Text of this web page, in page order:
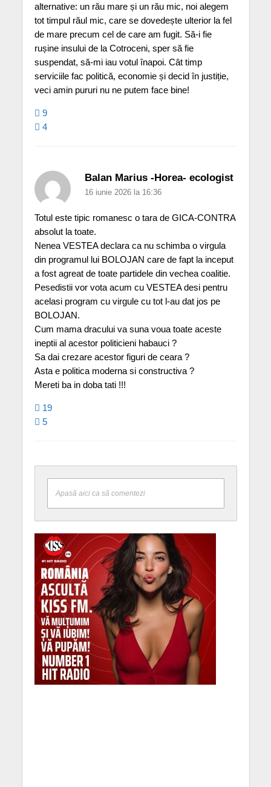
alternative: un rău mare și un rău mic, noi alegem
tot timpul răul mic, care se dovedește ulterior la fel
de mare precum cel de care am fugit. Să-i fie
rușine insului de la Cotroceni, sper să fie
suspendat, să-mi iau votul înapoi. Cât timp
serviciile fac politică, economie și decid în justiție,
veci amin pururi nu ne putem face bine!
9
4
Balan Marius -Horea- ecologist
16 iunie 2026 la 16:36
Totul este tipic romanesc o tara de GICA-CONTRA
absolut la toate.
Nenea VESTEA declara ca nu schimba o virgula
din programul lui BOLOJAN care de fapt la inceput
a fost agreat de toate partidele din vechea coalitie.
Pesedistii vor vota acum cu VESTEA desi pentru
acelasi program cu virgule cu tot l-au dat jos pe
BOLOJAN.
Cum mama dracului va suna voua toate aceste
ineptii al acestor politicieni habauci ?
Sa dai crezare acestor figuri de ceara ?
Asta e politica moderna si constructiva ?
Mereti ba in doba tati !!!
19
5
Apasă aici ca să comentezi